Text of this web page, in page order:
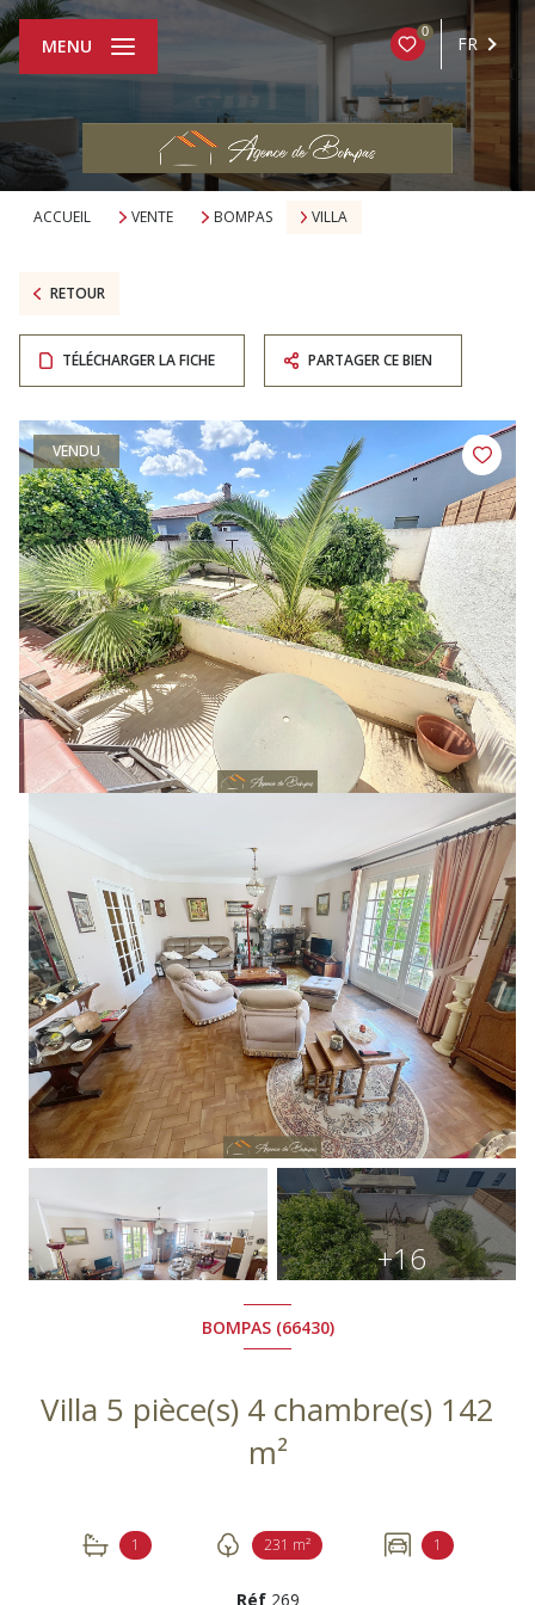
0
FR
MENU
ACCUEIL VENTE BOMPAS VILLA
RETOUR
TÉLÉCHARGER LA FICHE PARTAGER CE BIEN
VENDU
+16
BOMPAS (66430)
Villa 5 pièce(s) 4 chambre(s) 142
m²
1 231 m² 1
Réf 269